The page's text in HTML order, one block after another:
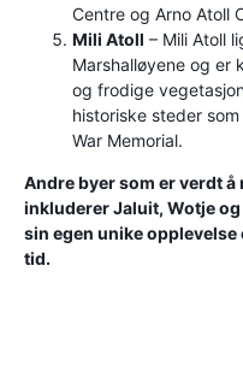
Centre og Arno Atoll
Mili Atoll – Mili Atoll
Marshalløyene og er
og frodige
historiske steder
War Memorial.
Andre byer som er verdt
inkluderer Jaluit, Wotje
sin egen unike
tid.